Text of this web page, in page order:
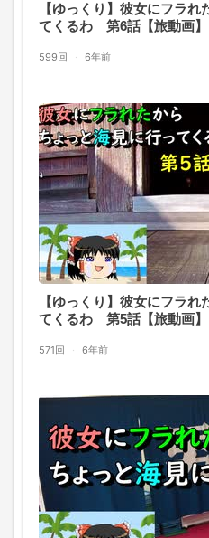
【ゆっくり】彼女にフラ
てくるわ 第6話【旅動画】
599回 · 6年前
【ゆっくり】彼女にフラ
てくるわ 第5話【旅動画】
571回 · 6年前